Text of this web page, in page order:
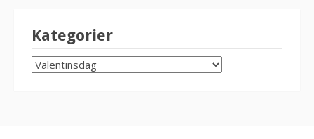
Kategorier
KATEGORIER